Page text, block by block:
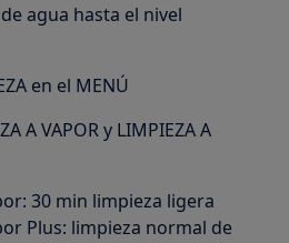
agua hasta el nivel
en el MENÚ
A VAPOR y LIMPIEZA A
30 min limpieza ligera
Plus: limpieza normal de